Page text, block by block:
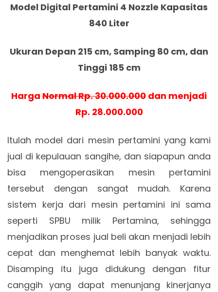
Model Digital Pertamini 4 Nozzle Kapasitas
840 Liter
Ukuran Depan 215 cm, Samping 80 cm, dan
Tinggi 185 cm
Harga Normal Rp. 30.000.000 dan menjadi
Rp. 28.000.000
Itulah model dari mesin pertamini yang kami
jual di kepulauan sangihe, dan siapapun anda
bisa mengoperasikan mesin pertamini
tersebut dengan sangat mudah. Karena
sistem kerja dari mesin pertamini ini sama
seperti SPBU milik Pertamina, sehingga
menjadikan proses jual beli akan menjadi lebih
cepat dan menghemat lebih banyak waktu.
Disamping itu juga didukung dengan fitur
canggih yang dapat menunjang kinerjanya